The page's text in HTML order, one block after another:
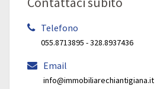
Telefono
055.8713895 - 328.8937436
Email
info@immobiliarechiantigiana.it